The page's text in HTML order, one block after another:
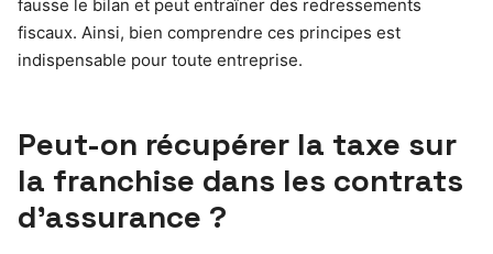
fausse le bilan et peut entraîner des redressements
fiscaux. Ainsi, bien comprendre ces principes est
indispensable pour toute entreprise.
Peut-on récupérer la taxe sur
la franchise dans les contrats
d’assurance ?